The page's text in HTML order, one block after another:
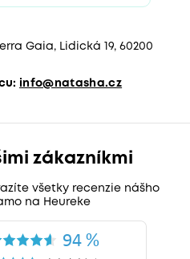
Gaia, Lidická 19, 60200
info@natasha.cz
zákazníkmi
všetky recenzie nášho
na Heureke